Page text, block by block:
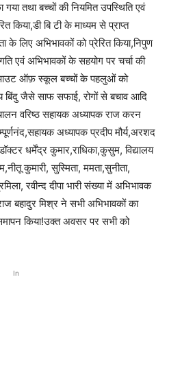
तथा बच्चों की नियमित उपस्थिति एवं
किया,डी बि टी के माध्यम से प्राप्त
के लिए अभिभावकों को प्रेरित किया,निपुण
एवं अभिभावकों के सहयोग पर चर्चा की
आउट ऑफ़ स्कूल बच्चों के पहलुओं को
बिंदु जैसे साफ सफाई, रोगों से बचाव आदि
वरिष्ठ सहायक अध्यापक राज करन
अध्यापक प्रदीप मौर्य,अरशद
धर्मेंद्र कुमार,राधिका,कुसुम, विद्यालय
कुमारी, सुस्मिता, ममता,सुनीता,
रवीन्द दीपा भारी संख्या में अभिभावक
बहादुर मिश्र ने सभी अभिभावकों का
किया!उक्त अवसर पर सभी को
In